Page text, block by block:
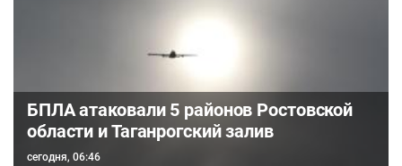
БПЛА атаковали 5 районов Ростовской
области и Таганрогский залив
сегодня, 06:46